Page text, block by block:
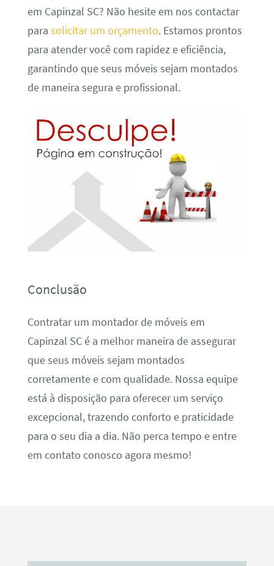
em Capinzal SC? Não hesite em nos contactar
para solicitar um orçamento. Estamos prontos
para atender você com rapidez e eficiência,
garantindo que seus móveis sejam montados
de maneira segura e profissional.
Conclusão
Contratar um montador de móveis em
Capinzal SC é a melhor maneira de assegurar
que seus móveis sejam montados
corretamente e com qualidade. Nossa equipe
está à disposição para oferecer um serviço
excepcional, trazendo conforto e praticidade
para o seu dia a dia. Não perca tempo e entre
em contato conosco agora mesmo!